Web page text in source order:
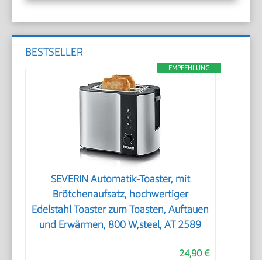
BESTSELLER
EMPFEHLUNG
SEVERIN Automatik-Toaster, mit
Brötchenaufsatz, hochwertiger
Edelstahl Toaster zum Toasten, Auftauen
und Erwärmen, 800 W,steel, AT 2589
24,90 €